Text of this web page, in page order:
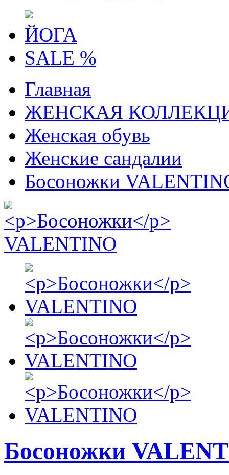
ЙОГА
SALE %
Главная
ЖЕНСКАЯ
Женская обувь
Женские сандалии
Босоножки
Босоножки